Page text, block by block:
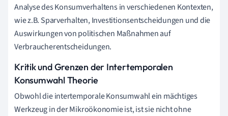
Analyse des Konsumverhaltens in verschiedenen Kontexten,
wie z.B. Sparverhalten, Investitionsentscheidungen und die
Auswirkungen von politischen Maßnahmen auf
Verbraucherentscheidungen.
Kritik und Grenzen der Intertemporalen
Konsumwahl Theorie
Obwohl die intertemporale Konsumwahl ein mächtiges
Werkzeug in der Mikroökonomie ist, ist sie nicht ohne